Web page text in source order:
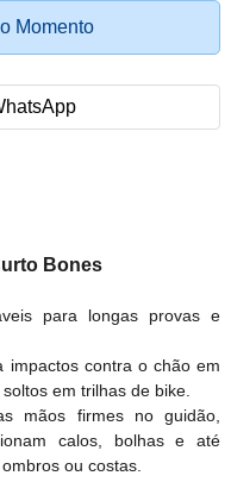
Momento
Bones
para longas provas e
impactos contra o chão em
em trilhas de bike.
mãos firmes no guidão,
calos, bolhas e até
ou costas.